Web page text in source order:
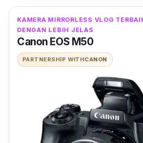
KAMERA MIRRORLESS VLOG
DENGAN LEBIH JELAS
Canon EOS M50
PARTNERSHIP WITHCANON